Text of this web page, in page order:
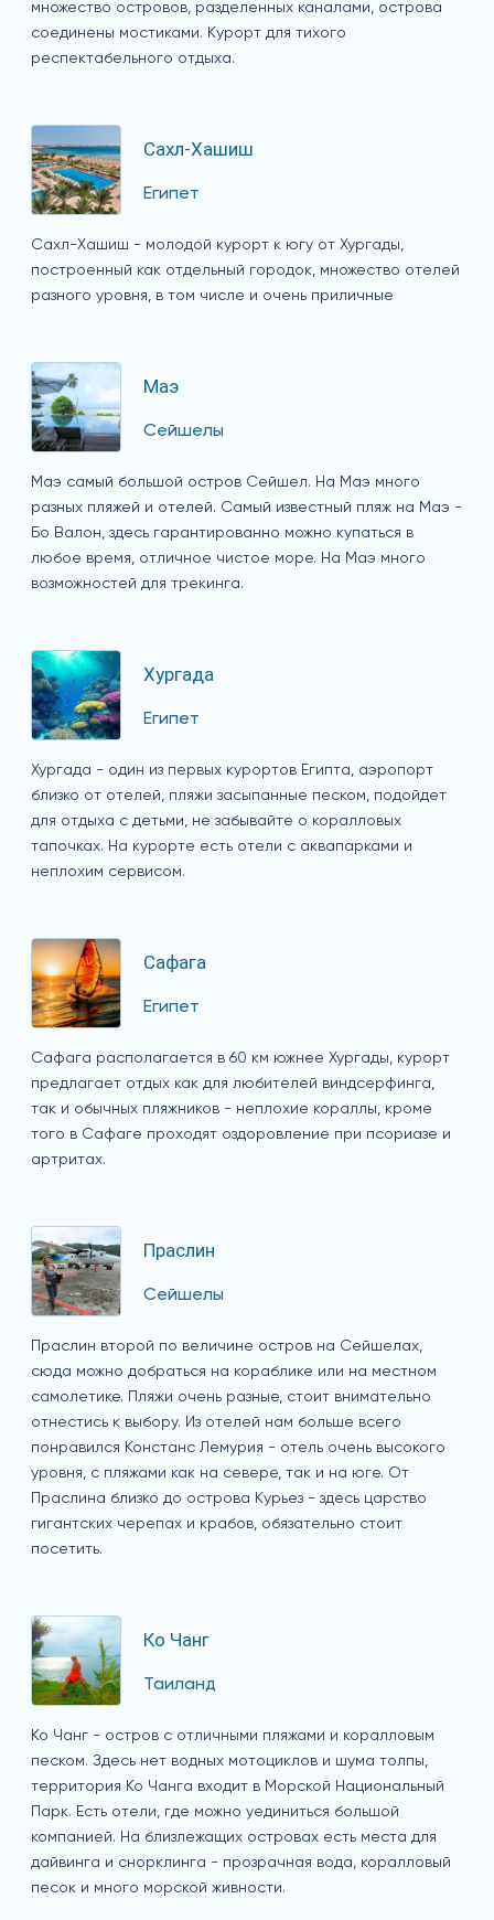
множество островов, разделенных каналами, острова
соединены мостиками. Курорт для тихого
респектабельного отдыха.
Сахл-Хашиш
Египет
Сахл-Хашиш - молодой курорт к югу от Хургады,
построенный как отдельный городок, множество отелей
разного уровня, в том числе и очень приличные
Маэ
Сейшелы
Маэ самый большой остров Сейшел. На Маэ много
разных пляжей и отелей. Самый известный пляж на Маэ -
Бо Валон, здесь гарантированно можно купаться в
любое время, отличное чистое море. На Маэ много
возможностей для трекинга.
Хургада
Египет
Хургада - один из первых курортов Египта, аэропорт
близко от отелей, пляжи засыпанные песком, подойдет
для отдыха с детьми, не забывайте о коралловых
тапочках. На курорте есть отели с аквапарками и
неплохим сервисом.
Сафага
Египет
Сафага располагается в 60 км южнее Хургады, курорт
предлагает отдых как для любителей виндсерфинга,
так и обычных пляжников - неплохие кораллы, кроме
того в Сафаге проходят оздоровление при псориазе и
артритах.
Праслин
Сейшелы
Праслин второй по величине остров на Сейшелах,
сюда можно добраться на кораблике или на местном
самолетике. Пляжи очень разные, стоит внимательно
отнестись к выбору. Из отелей нам больше всего
понравился Констанс Лемурия - отель очень высокого
уровня, с пляжами как на севере, так и на юге. От
Праслина близко до острова Курьез - здесь царство
гигантских черепах и крабов, обязательно стоит
посетить.
Ко Чанг
Таиланд
Ко Чанг - остров с отличными пляжами и коралловым
песком. Здесь нет водных мотоциклов и шума толпы,
территория Ко Чанга входит в Морской Национальный
Парк. Есть отели, где можно уединиться большой
компанией. На близлежащих островах есть места для
дайвинга и снорклинга - прозрачная вода, коралловый
песок и много морской живности.